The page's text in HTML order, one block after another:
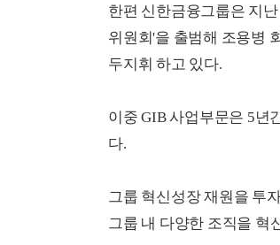
한편 신한금융그룹은 지
위원회'을 출범해 조용병
두지휘 하고 있다.
이중 GIB 사업부문은 5년
다.
그룹 혁신성장 재원을 투
그룹 내 다양한 조직을 혁